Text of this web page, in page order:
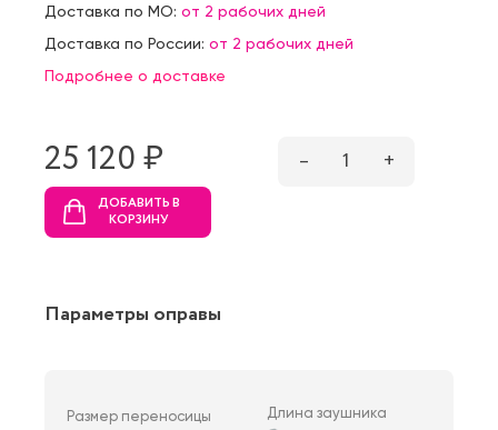
Доставка по МО: от 2 рабочих дней
Доставка по России: от 2 рабочих дней
Подробнее о доставке
25 120 ₷ – 1 +
ДОБАВИТЬ В
КОРЗИНУ
Параметры оправы
Размер переносицы Длина заушника